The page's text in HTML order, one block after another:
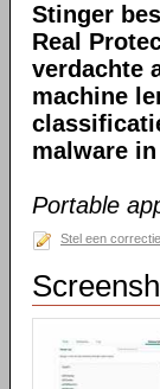
Stinger
Real
verdachte
machine
malware
Portable
Stel een